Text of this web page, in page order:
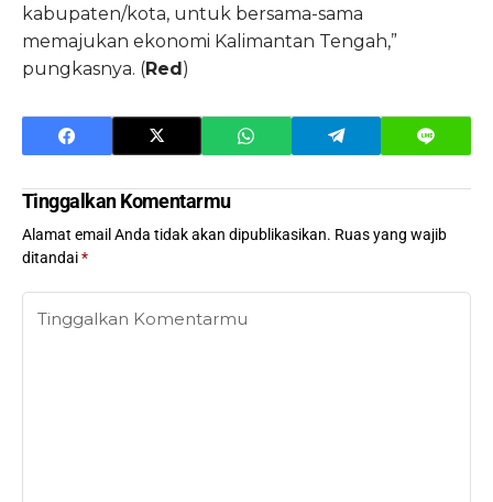
kabupaten/kota, untuk bersama-sama
memajukan ekonomi Kalimantan Tengah,”
pungkasnya. (Red)
Tinggalkan Komentarmu
Alamat email Anda tidak akan dipublikasikan. Ruas yang wajib
ditandai*